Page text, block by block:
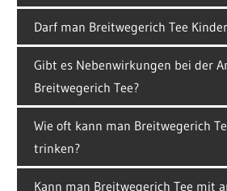
Darf man Breitwegerich Tee
Gibt es Nebenwirkungen bei der
Breitwegerich Tee?
Wie oft kann man Breitwegerich
trinken?
Kann man Breitwegerich Tee mit